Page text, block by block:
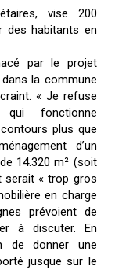
vise 200
des habitants en
par le projet
dans la commune
« Je refuse
fonctionne
plus que
d’un
14.320 m² (soit
serait « trop gros
en charge
prévoient de
à discuter. En
de donner une
jusque sur le